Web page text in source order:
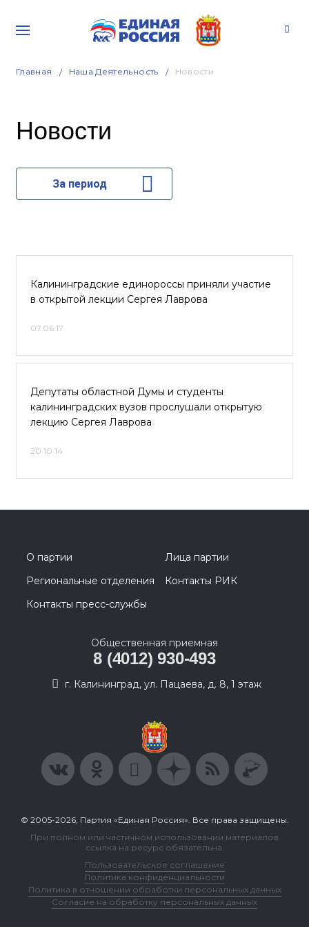
Главная Наша Деятельность Новости
Новости
За период
Калининградские единороссы приняли участие
в открытой лекции Сергея Лаврова
07.06.17
Депутаты областной Думы и студенты
калининградских вузов прослушали открытую
лекцию Сергея Лаврова
20.10.14
О партии
Лица партии
Региональные отделения
Контакты РИК
Контакты пресс-службы
Общественная приемная
8 (4012) 930-493
г. Калининград, ул. Пацаева, д. 8, 1 этаж
© 2005-2026, Партия «Единая Россия». Все права защищены.
При полном или частичном использовании материалов
ссылка на ресурс обязательна.
Пользовательское соглашение
Политика конфиденциальности
Политика в отношении обработки персональных данных
Согласие на обработку персональных данных